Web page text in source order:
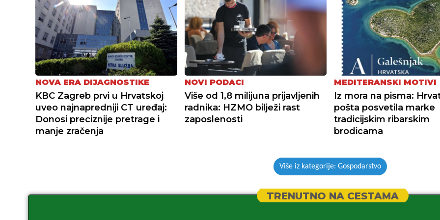
NOVA ERA DIJAGNOSTIKE
KBC Zagreb prvi u Hrvatskoj
uveo najnapredniji CT uređaj:
Donosi preciznije pretrage i
manje zračenja
NOVI PODACI
Više od 1,8 milijuna prijavljenih
radnika: HZMO bilježi rast
zaposlenosti
MEDITERANSKI MOTIVI
Iz mora na pisma:
pošta posvetila marke
tradicijskim ribarskim
brodicama
Više iz kategorije: Gospodarstvo
TRENUTNO NA CESTAMA